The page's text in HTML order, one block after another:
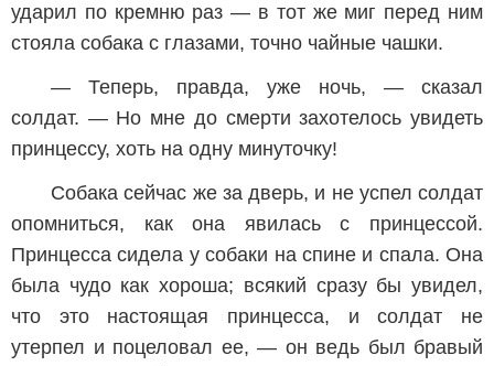
ударил по кремню раз — в тот же миг перед ним
стояла собака с глазами, точно чайные чашки.
— Теперь, правда, уже ночь, — сказал
солдат. — Но мне до смерти захотелось увидеть
принцессу, хоть на одну минуточку!
Собака сейчас же за дверь, и не успел солдат
опомниться, как она явилась с принцессой.
Принцесса сидела у собаки на спине и спала. Она
была чудо как хороша; всякий сразу бы увидел,
что это настоящая принцесса, и солдат не
утерпел и поцеловал ее, — он ведь был бравый